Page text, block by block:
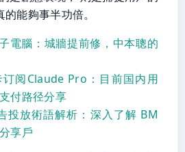
能夠事半功倍。
電腦：城牆提前修，中本聰的
阅Claude Pro：目前国内用
付路径分享
投放術語解析：深入了解 BM
享戶